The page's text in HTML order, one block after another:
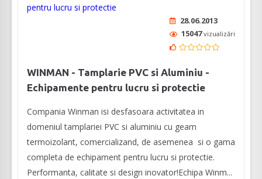
28.06.2013
15047vizualizări
WINMAN - Tamplarie PVC si Aluminiu -
Echipamente pentru lucru si protectie
Compania Winman isi desfasoara activitatea in
domeniul tamplariei PVC si aluminiu cu geam
termoizolant, comercializand, de asemenea si o gama
completa de echipament pentru lucru si protectie.
Performanta, calitate si design inovator!Echipa Winm...